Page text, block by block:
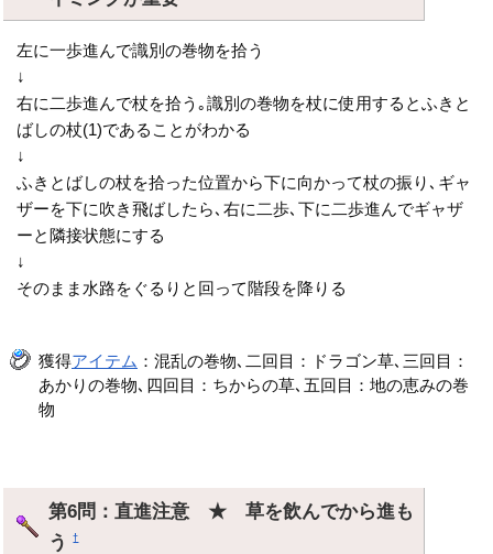
左に一歩進んで識別の巻物を拾う
↓
右に二歩進んで杖を拾う｡識別の巻物を杖に使用するとふきと
ばしの杖(1)であることがわかる
↓
ふきとばしの杖を拾った位置から下に向かって杖の振り､ギャ
ザーを下に吹き飛ばしたら､右に二歩､下に二歩進んでギャザ
ーと隣接状態にする
↓
そのまま水路をぐるりと回って階段を降りる
獲得アイテム ：混乱の巻物､二回目：ドラゴン草､三回目：
あかりの巻物､四回目：ちからの草､五回目：地の恵みの巻
物
第6問：直進注意 ★ 草を飲んでから進も
う†